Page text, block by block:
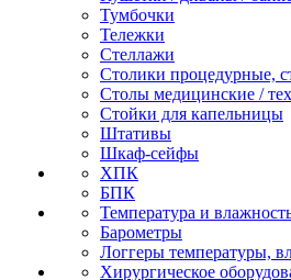
Тумбочки
Тележки
Стеллажи
Столики процедурные,
Столы медицинские /
Стойки для капельницы
Штативы
Шкаф-сейфы
ХПК
БПК
Температура и
Барометры
Логгеры температуры,
Хирургическое